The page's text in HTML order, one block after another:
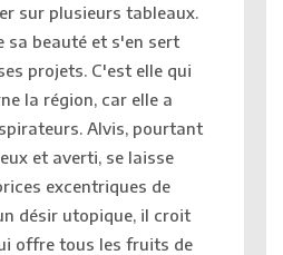
sur plusieurs tableaux.
sa beauté et s'en sert
projets. C'est elle qui
la région, car elle a
Alvis, pourtant
et averti, se laisse
excentriques de
désir utopique, il croit
offre tous les fruits de